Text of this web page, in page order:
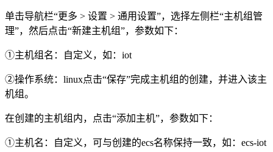
单击导航栏“更多 > 设置 > 通用设置”，选择左侧栏“主机组管
理”，然后点击“新建主机组”，参数如下：
①主机组名：自定义，如：iot
②操作系统：linux点击“保存”完成主机组的创建，并进入该主
机组。
在创建的主机组内，点击“添加主机”，参数如下：
①主机名：自定义，可与创建的ecs名称保持一致，如：ecs-iot